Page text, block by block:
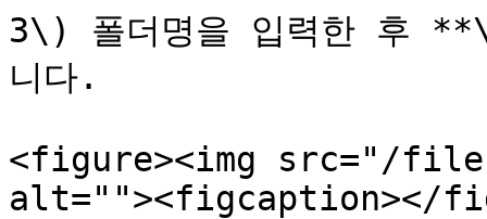
3\) 폴더명을 입력한 후
니다.
<figure><img src="/files/
alt=""><figcaption></